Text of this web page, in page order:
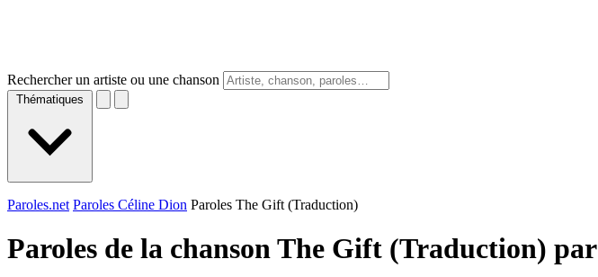
Rechercher un artiste ou une chanson
Thématiques
Paroles.net Paroles Céline Dion Paroles The Gift (Traduction)
Paroles de la chanson The Gift (Traduction) par